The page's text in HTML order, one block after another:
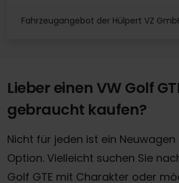
Fahrzeugangebot der Hülpert VZ
Lieber einen VW Golf
gebraucht kaufen?
Nicht für jeden ist ein
Option. Vielleicht suchen Sie
Golf GTE mit Charakter oder